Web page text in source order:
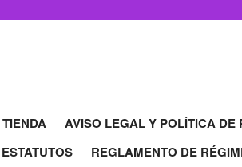
TIENDA
AVISO LEGAL Y POLÍTICA DE
ESTATUTOS
REGLAMENTO DE